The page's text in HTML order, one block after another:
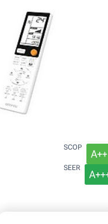
SCOP
SEER